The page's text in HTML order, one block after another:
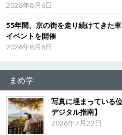
2026年8月6日
55年間、京の街を走り続けてきた
イベントを開催
2026年8月6日
まめ学
写真に埋まっている
デジタル指南】
2026年7月22日